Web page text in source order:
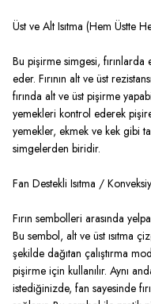
Üst ve Alt Isıtma (Hem Üstte
Bu pişirme simgesi,
eder. Fırının alt ve üst
fırında alt ve üst pişirme
yemekleri kontrol ederek
yemekler, ekmek ve kek gibi
simgelerden biridir.
Fan Destekli Isıtma /
Fırın sembolleri arasında
Bu sembol, alt ve üst ısıtma
şekilde dağıtan çalıştırma
pişirme için kullanılır. Aynı
istediğinizde, fan sayesinde